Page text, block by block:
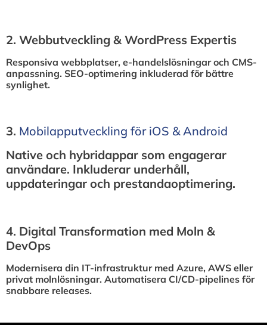
2.⁠ ⁠Webbutveckling & WordPress Expertis
Responsiva webbplatser, e-handelslösningar och CMS-
anpassning. SEO-optimering inkluderad för bättre
synlighet.
3.⁠ ⁠Mobilapputveckling för iOS & Android
Native och hybridappar som engagerar
användare. Inkluderar underhåll,
uppdateringar och prestandaoptimering.
4.⁠ ⁠Digital Transformation med Moln &
DevOps
Modernisera din IT-infrastruktur med Azure, AWS eller
privat molnlösningar. Automatisera CI/CD-pipelines för
snabbare releases.